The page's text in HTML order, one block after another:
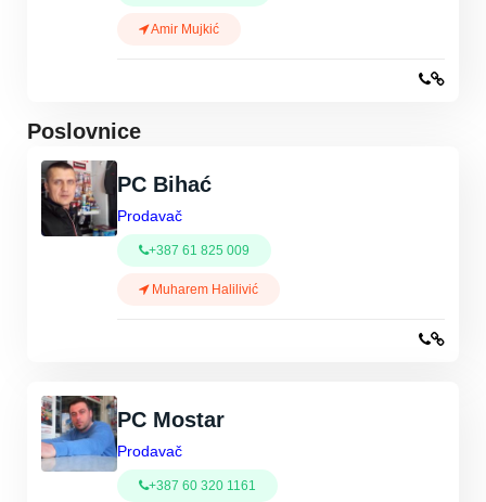
Amir Mujkić
Poslovnice
PC Bihać
Prodavač
+387 61 825 009
Muharem Halilivić
PC Mostar
Prodavač
+387 60 320 1161